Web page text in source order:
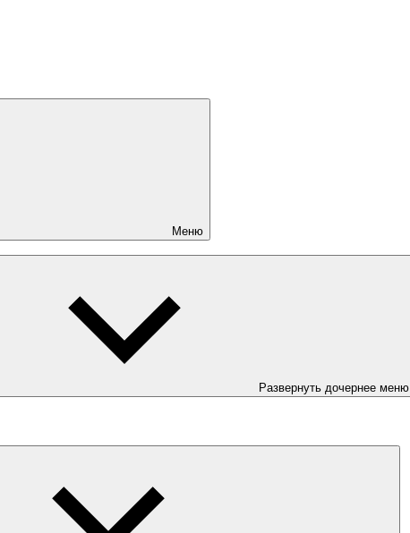
Меню
Развернуть дочернее меню